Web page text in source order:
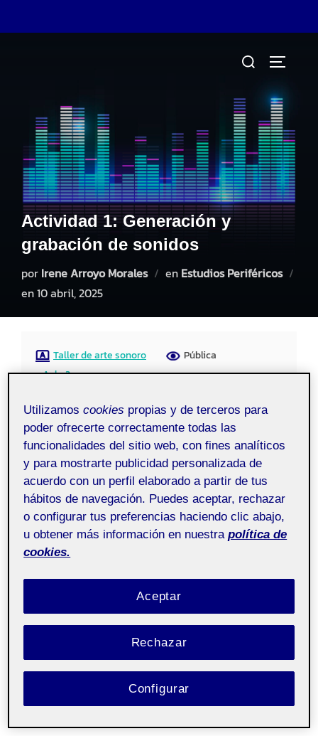
Buscar:
Actividad 1: Generación y
grabación de sonidos
por Irene Arroyo Morales en Estudios Periféricos
enPublicado
10 abril, 2025
Taller de arte sonoro
- Aula 2
Pública
¡Hola, clase!
Dejo por aquí el dossier final de esta actividad. La
verdad, a mí me ha gustado mucho y creo que hemos
podido explorar de todo. El PDF parece muy largo,
pero realmente sólo llega hasta la página 14; las otras
son de capturas del Diario que he ido generando
del proceso.
Más abajo del PDF os dejo los audios que he
seleccionado para esta actividad (en el orden que
Utilizamoscookies propias y de terceros para
poder ofrecerte correctamente todas las
funcionalidades del sitio web, con fines analíticos
y para mostrarte publicidad personalizada de
acuerdo con un perfil elaborado a partir de tus
hábitos de navegación. Puedes aceptar, rechazar
o configurar tus preferencias haciendo clic abajo,
u obtener más información en nuestra política de
cookies.
Rechazar
Aceptar
Configurar